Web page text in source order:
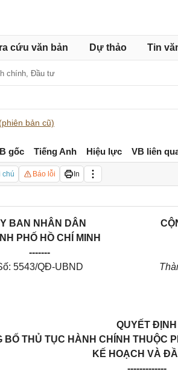
cứu văn bản Dự thảo Tin
chính, Đầu tư
bản cũ)
gốc Tiếng Anh Hiệu lực VB liên
chú Báo lỗi In
BAN NHÂN DÂN
PHỐ HỒ CHÍ MINH
-------
5543/QĐ-UBND
QUYẾT ĐỊNH
BỐ THỦ TỤC HÀNH CHÍNH THUỘC
KẾ HOẠCH VÀ
-------------